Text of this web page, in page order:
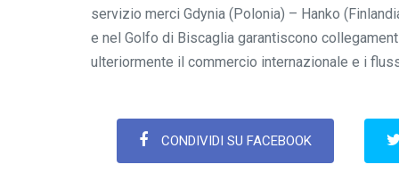
servizio merci Gdynia (Polonia) – Hanko
e nel Golfo di Biscaglia garantiscono
ulteriormente il commercio internazionale e i
CONDIVIDI SU FACEBOOK